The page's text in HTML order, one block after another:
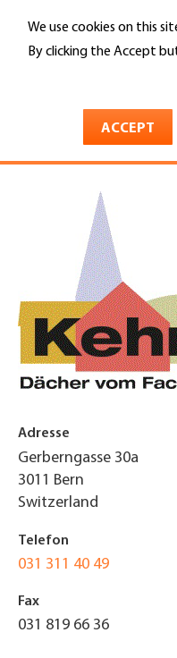
We use cookies on this
By clicking the Accept
ACCEPT
main
Kehrli
Adresse
Gerberngasse 30a
3011 Bern
Switzerland
Telefon
031 311 40 49
Fax
031 819 66 36